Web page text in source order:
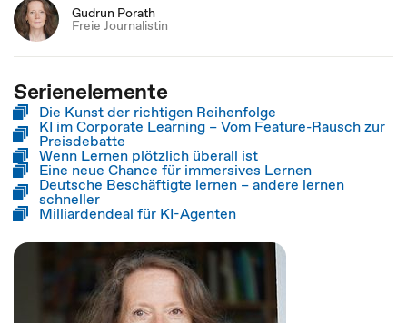
Gudrun Porath
Freie Journalistin
Serienelemente
Die Kunst der richtigen Reihenfolge
KI im Corporate Learning – Vom Feature-Rausch zur
Preisdebatte
Wenn Lernen plötzlich überall ist
Eine neue Chance für immersives Lernen
Deutsche Beschäftigte lernen – andere lernen
schneller
Milliardendeal für KI-Agenten